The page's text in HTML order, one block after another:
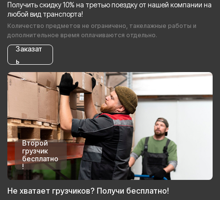
Получить скидку 10% на третью поездку от нашей компании на
любой вид транспорта!
Количество предметов не ограничено, такелажные работы и
дополнительное время оплачиваются отдельно.
Заказат
ь
Второй
грузчик
бесплатно
!
Не хватает грузчиков? Получи бесплатно!